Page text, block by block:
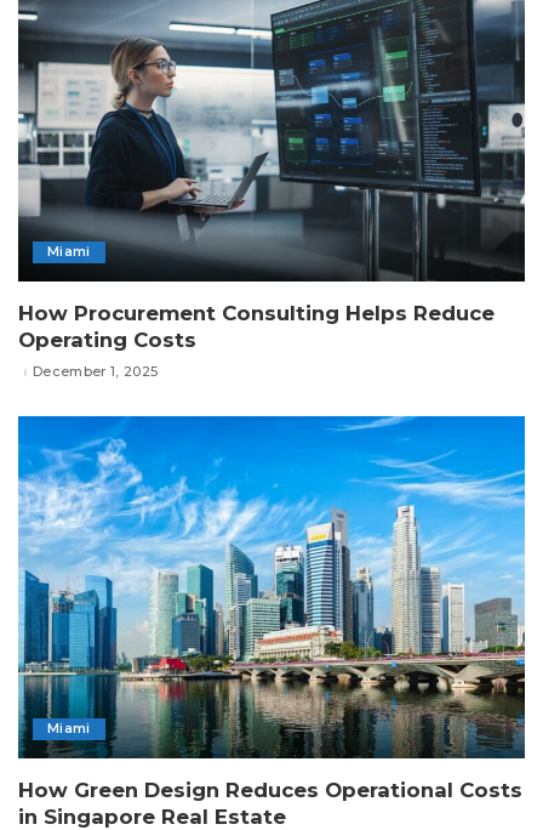
Miami
How Procurement Consulting Helps Reduce
Operating Costs
December 1, 2025
Miami
How Green Design Reduces Operational Costs
in Singapore Real Estate